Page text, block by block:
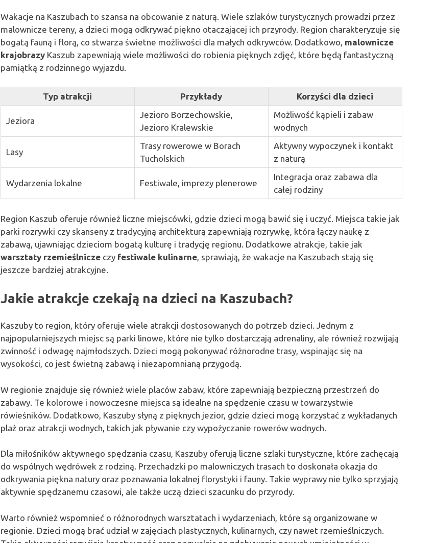
Wakacje na Kaszubach to szansa na obcowanie z naturą. Wiele szlaków turystycznych prowadzi przez
malownicze tereny, a dzieci mogą odkrywać piękno otaczającej ich przyrody. Region charakteryzuje się
bogatą fauną i florą, co stwarza świetne możliwości dla małych odkrywców. Dodatkowo, malownicze
krajobrazyKaszub zapewniają wiele możliwości do robienia pięknych zdjęć, które będą fantastyczną
pamiątką z rodzinnego wyjazdu.
Typ atrakcji Przykłady Korzyści dla dzieci
Jeziora
Jezioro Borzechowskie,
Jezioro Kralewskie
Możliwość kąpieli i zabaw
wodnych
Lasy
Trasy rowerowe w Borach
Tucholskich
Aktywny wypoczynek i kontakt
z naturą
Wydarzenia lokalne Festiwale, imprezy plenerowe
Integracja oraz zabawa dla
całej rodziny
Region Kaszub oferuje również liczne miejscówki, gdzie dzieci mogą bawić się i uczyć. Miejsca takie jak
parki rozrywki czy skanseny z tradycyjną architekturą zapewniają rozrywkę, która łączy naukę z
zabawą, ujawniając dzieciom bogatą kulturę i tradycję regionu. Dodatkowe atrakcje, takie jak
warsztaty rzemieślniczeczy festiwale kulinarne, sprawiają, że wakacje na Kaszubach stają się
jeszcze bardziej atrakcyjne.
Jakie atrakcje czekają na dzieci na Kaszubach?
Kaszuby to region, który oferuje wiele atrakcji dostosowanych do potrzeb dzieci. Jednym z
najpopularniejszych miejsc są parki linowe, które nie tylko dostarczają adrenaliny, ale również rozwijają
zwinność i odwagę najmłodszych. Dzieci mogą pokonywać różnorodne trasy, wspinając się na
wysokości, co jest świetną zabawą i niezapomnianą przygodą.
W regionie znajduje się również wiele placów zabaw, które zapewniają bezpieczną przestrzeń do
zabawy. Te kolorowe i nowoczesne miejsca są idealne na spędzenie czasu w towarzystwie
rówieśników. Dodatkowo, Kaszuby słyną z pięknych jezior, gdzie dzieci mogą korzystać z wykładanych
plaż oraz atrakcji wodnych, takich jak pływanie czy wypożyczanie rowerów wodnych.
Dla miłośników aktywnego spędzania czasu, Kaszuby oferują liczne szlaki turystyczne, które zachęcają
do wspólnych wędrówek z rodziną. Przechadzki po malowniczych trasach to doskonała okazja do
odkrywania piękna natury oraz poznawania lokalnej florystyki i fauny. Takie wyprawy nie tylko sprzyjają
aktywnie spędzanemu czasowi, ale także uczą dzieci szacunku do przyrody.
Warto również wspomnieć o różnorodnych warsztatach i wydarzeniach, które są organizowane w
regionie. Dzieci mogą brać udział w zajęciach plastycznych, kulinarnych, czy nawet rzemieślniczych.